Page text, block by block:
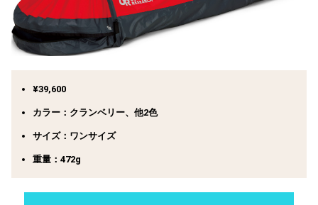
¥39,600
カラー：クランベリー、他2色
サイズ：ワンサイズ
重量：472g